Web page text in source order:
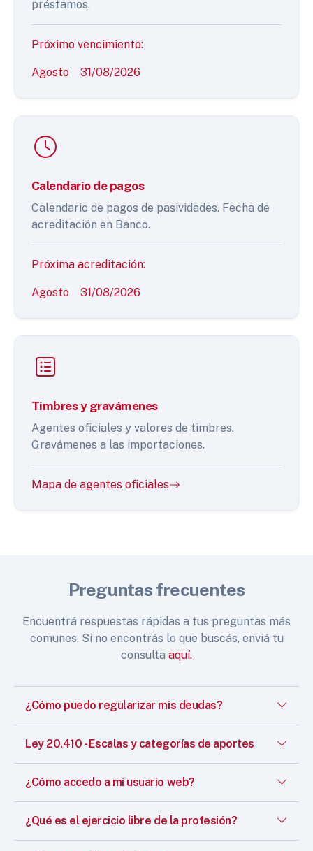
préstamos.
Próximo vencimiento:
Agosto 31/08/2026
Calendario de pagos
Calendario de pagos de pasividades. Fecha de
acreditación en Banco.
Próxima acreditación:
Agosto 31/08/2026
Timbres y gravámenes
Agentes oficiales y valores de timbres.
Gravámenes a las importaciones.
Mapa de agentes oficiales
Preguntas frecuentes
Encuentrá respuestas rápidas a tus preguntas más
comunes. Si no encontrás lo que buscás, enviá tu
consulta aquí.
¿Cómo puedo regularizar mis deudas?
Ley 20.410 - Escalas y categorías de aportes
¿Cómo accedo a mi usuario web?
¿Qué es el ejercicio libre de la profesión?